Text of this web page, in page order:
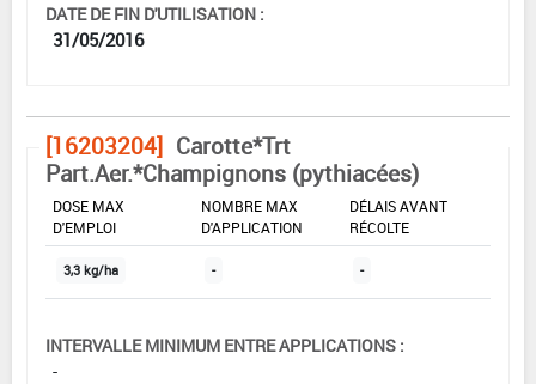
DATE DE FIN D'UTILISATION :
31/05/2016
[16203204] Carotte*Trt
Part.Aer.*Champignons (pythiacées)
DOSE MAX
D'EMPLOI
NOMBRE MAX
D'APPLICATION
DÉLAIS AVANT
RÉCOLTE
3,3 kg/ha - -
INTERVALLE MINIMUM ENTRE APPLICATIONS :
-